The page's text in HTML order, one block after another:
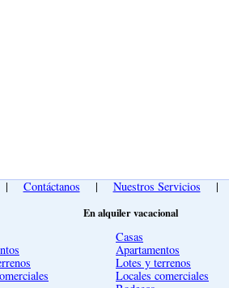
Contáctanos | Nuestros Servicios |
En alquiler vacacional
Casas
Apartamentos
Lotes y terrenos
Locales comerciales